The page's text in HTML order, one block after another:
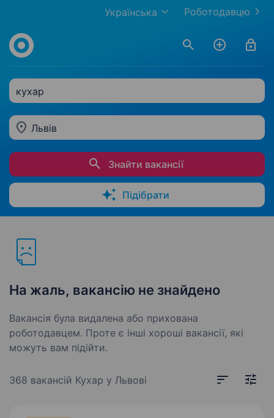
Роботодавцю
Українська
кухар
Львів
Знайти вакансії
Підібрати
На жаль, вакансію не знайдено
Вакансія була видалена або прихована
роботодавцем. Проте є інші хороші вакансії, які
можуть вам підійти.
368 вакансій Кухар у Львові